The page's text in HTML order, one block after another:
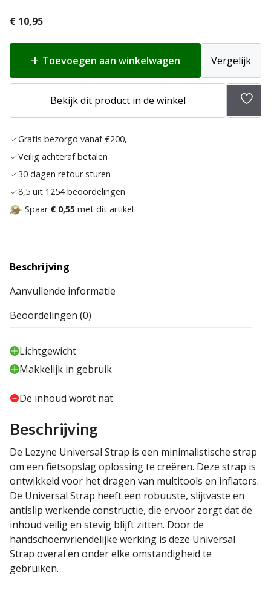
€ 10,95
Toevoegen aan winkelwagen Vergelijk
Bekijk dit product in de winkel
Gratis bezorgd vanaf €200,-
Veilig achteraf betalen
30 dagen retour sturen
8,5 uit 1254 beoordelingen
Spaar € 0,55 met dit artikel
Beschrijving
Aanvullende informatie
Beoordelingen (0)
Lichtgewicht
Makkelijk in gebruik
De inhoud wordt nat
Beschrijving
De Lezyne Universal Strap is een minimalistische strap
om een fietsopslag oplossing te creëren. Deze strap is
ontwikkeld voor het dragen van multitools en inflators.
De Universal Strap heeft een robuuste, slijtvaste en
antislip werkende constructie, die ervoor zorgt dat de
inhoud veilig en stevig blijft zitten. Door de
handschoenvriendelijke werking is deze Universal
Strap overal en onder elke omstandigheid te
gebruiken.